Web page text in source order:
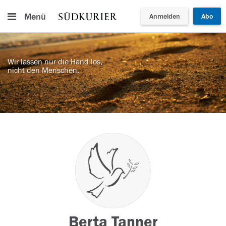
Menü Anmelden Abo
Wir lassen nur die Hand los,
nicht den Menschen.
Berta Tanner